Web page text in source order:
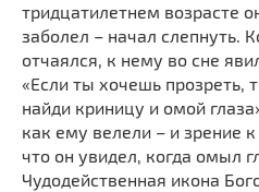
Монастыри
Костелы
Мечети
Синагоги
Часовни
Кирхи
Выберите направление
тридцатилетнем возрасте
заболел – начал слепнуть.
отчаялся, к нему во сне
«Если ты хочешь прозреть,
найди криницу и омой
как ему велели – и зрение
что он увидел, когда омыл
Чудодейственная икона